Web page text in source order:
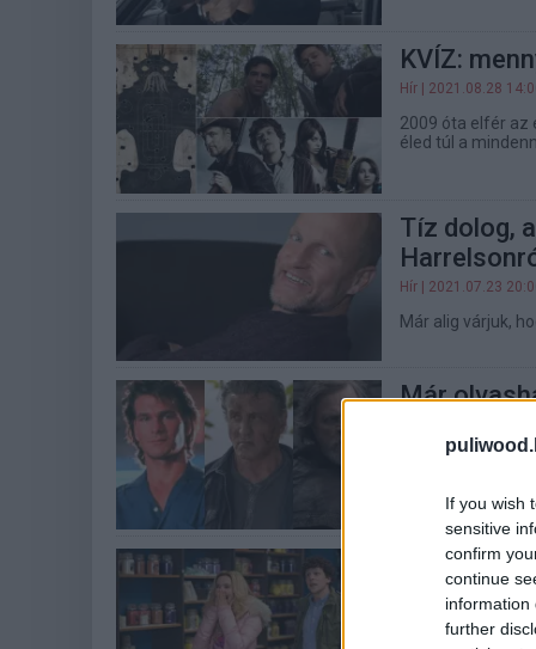
If you wish
sensitive
confirm
continue
information
further
KVÍZ:
Hír | 2021.08.28
2009 óta elfér az
éled túl a
Tíz dolog,
Hír | 2021.07.23
Már alig várjuk,
Már
| 2020.03.25
Ruben
| 2019.10.28